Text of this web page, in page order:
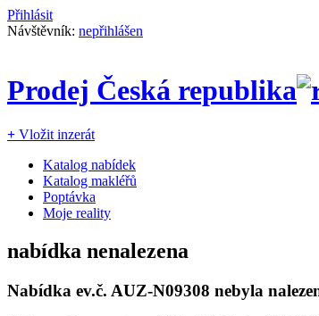
Přihlásit
Návštěvník: nepřihlášen
Prodej Česká republika
+ Vložit inzerát
Katalog nabídek
Katalog makléřů
Poptávka
Moje reality
nabídka nenalezena
Nabídka ev.č. AUZ-N09308 nebyla